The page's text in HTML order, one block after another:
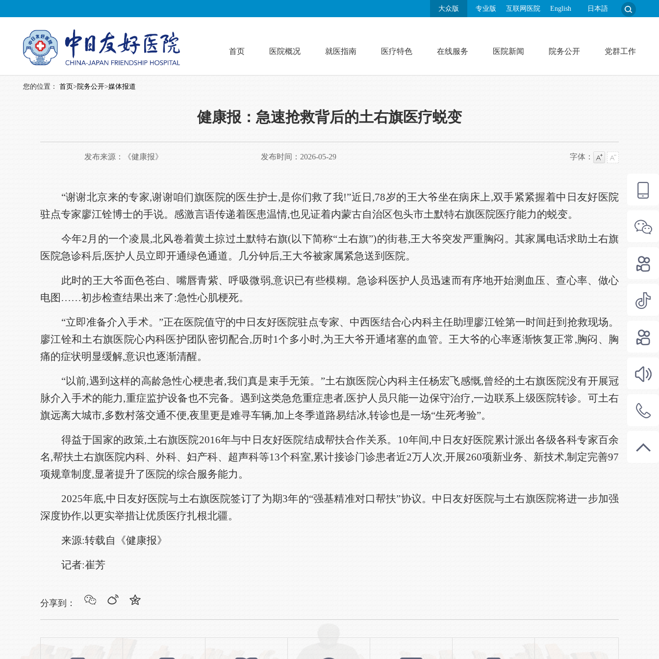
大众版 专业版 互联网医院 English 日本語
首页 医院概况 就医指南 医疗特色 在线服务 医院新闻 院务公开 党群工作
您的位置： 首页> 院务公开>媒体报道
健康报：急速抢救背后的土右旗医疗蜕变
发布来源： 《健康报》 发布时间：2026-05-29 字体：
“谢谢北京来的专家,谢谢咱们旗医院的医生护士,是你们救了我!”近日,78岁的王大爷坐在病床上,双手紧紧握着中日友好医院
驻点专家廖江铨博士的手说。感激言语传递着医患温情,也见证着内蒙古自治区包头市土默特右旗医院医疗能力的蜕变。
今年2月的一个凌晨,北风卷着黄土掠过土默特右旗(以下简称“土右旗”)的街巷,王大爷突发严重胸闷。其家属电话求助土右旗
医院急诊科后,医护人员立即开通绿色通道。几分钟后,王大爷被家属紧急送到医院。
此时的王大爷面色苍白、嘴唇青紫、呼吸微弱,意识已有些模糊。急诊科医护人员迅速而有序地开始测血压、查心率、做心
电图……初步检查结果出来了:急性心肌梗死。
“立即准备介入手术。”正在医院值守的中日友好医院驻点专家、中西医结合心内科主任助理廖江铨第一时间赶到抢救现场。
廖江铨和土右旗医院心内科医护团队密切配合,历时1个多小时,为王大爷开通堵塞的血管。王大爷的心率逐渐恢复正常,胸闷、胸
痛的症状明显缓解,意识也逐渐清醒。
“以前,遇到这样的高龄急性心梗患者,我们真是束手无策。”土右旗医院心内科主任杨宏飞感慨,曾经的土右旗医院没有开展冠
脉介入手术的能力,重症监护设备也不完备。遇到这类急危重症患者,医护人员只能一边保守治疗,一边联系上级医院转诊。可土右
旗远离大城市,多数村落交通不便,夜里更是难寻车辆,加上冬季道路易结冰,转诊也是一场“生死考验”。
得益于国家的政策,土右旗医院2016年与中日友好医院结成帮扶合作关系。10年间,中日友好医院累计派出各级各科专家百余
名,帮扶土右旗医院内科、外科、妇产科、超声科等13个科室,累计接诊门诊患者近2万人次,开展260项新业务、新技术,制定完善97
项规章制度,显著提升了医院的综合服务能力。
2025年底,中日友好医院与土右旗医院签订了为期3年的“强基精准对口帮扶”协议。中日友好医院与土右旗医院将进一步加强
深度协作,以更实举措让优质医疗扎根北疆。
来源:转载自《健康报》
记者:崔芳
分享到：